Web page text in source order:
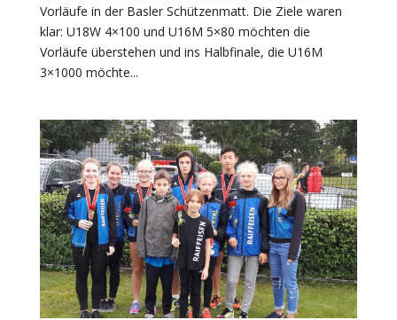
Vorläufe in der Basler Schützenmatt. Die Ziele waren
klar: U18W 4×100 und U16M 5×80 möchten die
Vorläufe überstehen und ins Halbfinale, die U16M
3×1000 möchte...